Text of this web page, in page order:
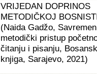
VRIJEDAN DOPRINOS
METODIČKOJ
(Naida Gadžo,
metodički pristup
čitanju i pisanju,
knjiga, Sarajevo, 2021)